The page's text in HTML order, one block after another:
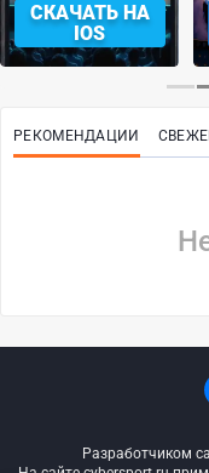
СКАЧАТЬ НА
IOS
РЕКОМЕНДАЦИИ
Разработчиком